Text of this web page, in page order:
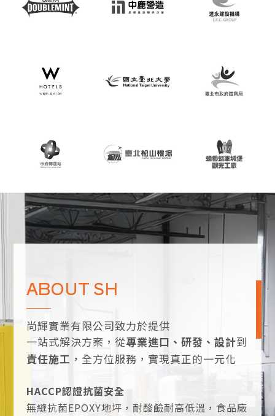
ABOUT SH
尚輝實業有限公司致力於提供
一站式解決方案，從專業進口、研發、設計到
責任施工 ，全方位服務，實現真正的一元化
HACCP認證抗菌安全
無縫抗菌EPOXY地坪，耐酸鹼耐高低溫，食品廠